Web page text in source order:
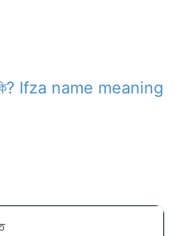
কি? Ifza name meaning